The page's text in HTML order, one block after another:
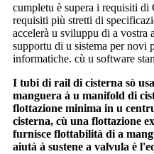
cumpletu è supera i requisiti
requisiti più stretti di
accelerà u sviluppu di a vostra
supportu di u sistema per novi
informatiche. cù u software
I tubi di rail di cisterna sò
manguera à u manifold di
flottazione minima in u
cisterna, cù una flottazione
furnisce flottabilità di a
aiutà à sustene a valvula è